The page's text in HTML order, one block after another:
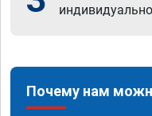
Почему нам